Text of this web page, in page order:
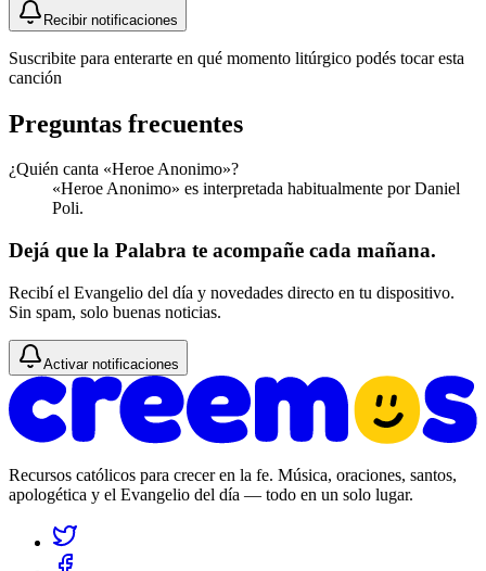
Recibir notificaciones
Suscribite para enterarte en qué momento litúrgico podés tocar esta
canción
Preguntas frecuentes
¿Quién canta «Heroe Anonimo»?
«Heroe Anonimo» es interpretada habitualmente por Daniel
Poli.
Dejá que la Palabra te acompañe cada mañana.
Recibí el Evangelio del día y novedades directo en tu dispositivo.
Sin spam, solo buenas noticias.
Activar notificaciones
Recursos católicos para crecer en la fe. Música, oraciones, santos,
apologética y el Evangelio del día — todo en un solo lugar.